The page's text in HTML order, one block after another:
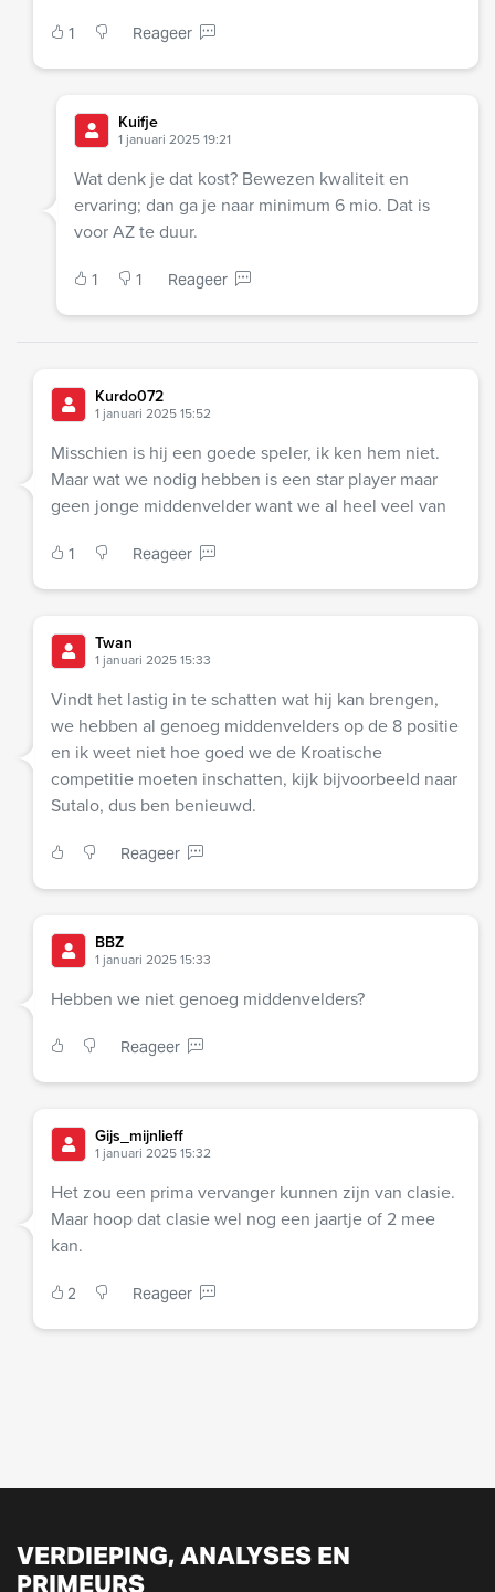
1 Reageer
Kuifje
1 januari 2025 19:21
Wat denk je dat kost? Bewezen kwaliteit en
ervaring; dan ga je naar minimum 6 mio. Dat is
voor AZ te duur.
1 1 Reageer
Kurdo072
1 januari 2025 15:52
Misschien is hij een goede speler, ik ken hem niet.
Maar wat we nodig hebben is een star player maar
geen jonge middenvelder want we al heel veel van
1 Reageer
Twan
1 januari 2025 15:33
Vindt het lastig in te schatten wat hij kan brengen,
we hebben al genoeg middenvelders op de 8 positie
en ik weet niet hoe goed we de Kroatische
competitie moeten inschatten, kijk bijvoorbeeld naar
Sutalo, dus ben benieuwd.
Reageer
BBZ
1 januari 2025 15:33
Hebben we niet genoeg middenvelders?
Reageer
Gijs_mijnlieff
1 januari 2025 15:32
Het zou een prima vervanger kunnen zijn van clasie.
Maar hoop dat clasie wel nog een jaartje of 2 mee
kan.
2 Reageer
VERDIEPING, ANALYSES EN
PRIMEURS